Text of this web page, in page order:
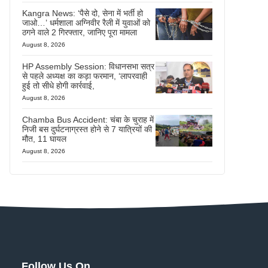
Kangra News: ‘पैसे दो, सेना में भर्ती हो
जाओ…’ धर्मशाला अग्निवीर रैली में युवाओं को
ठगने वाले 2 गिरफ्तार, जानिए पूरा मामला
August 8, 2026
HP Assembly Session: विधानसभा सत्र
से पहले अध्यक्ष का कड़ा फरमान, ‘लापरवाही
हुई तो सीधे होगी कार्रवाई,
August 8, 2026
Chamba Bus Accident: चंबा के चुराह में
निजी बस दुर्घटनाग्रस्त होने से 7 यात्रियों की
मौत, 11 घायल
August 8, 2026